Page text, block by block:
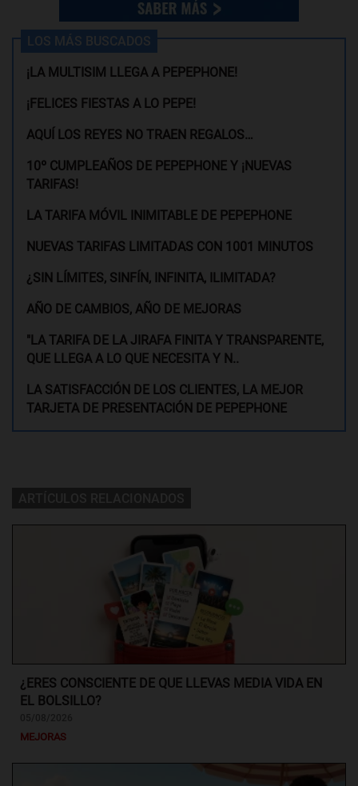
LOS MÁS BUSCADOS
¡LA MULTISIM LLEGA A PEPEPHONE!
¡FELICES FIESTAS A LO PEPE!
AQUÍ LOS REYES NO TRAEN REGALOS…
10º CUMPLEAÑOS DE PEPEPHONE Y ¡NUEVAS
TARIFAS!
LA TARIFA MÓVIL INIMITABLE DE PEPEPHONE
NUEVAS TARIFAS LIMITADAS CON 1001 MINUTOS
¿SIN LÍMITES, SINFÍN, INFINITA, ILIMITADA?
AÑO DE CAMBIOS, AÑO DE MEJORAS
"LA TARIFA DE LA JIRAFA FINITA Y TRANSPARENTE,
QUE LLEGA A LO QUE NECESITA Y N..
LA SATISFACCIÓN DE LOS CLIENTES, LA MEJOR
TARJETA DE PRESENTACIÓN DE PEPEPHONE
¿ERES CONSCIENTE DE QUE LLEVAS MEDIA VIDA EN
EL BOLSILLO?
MEJORAS